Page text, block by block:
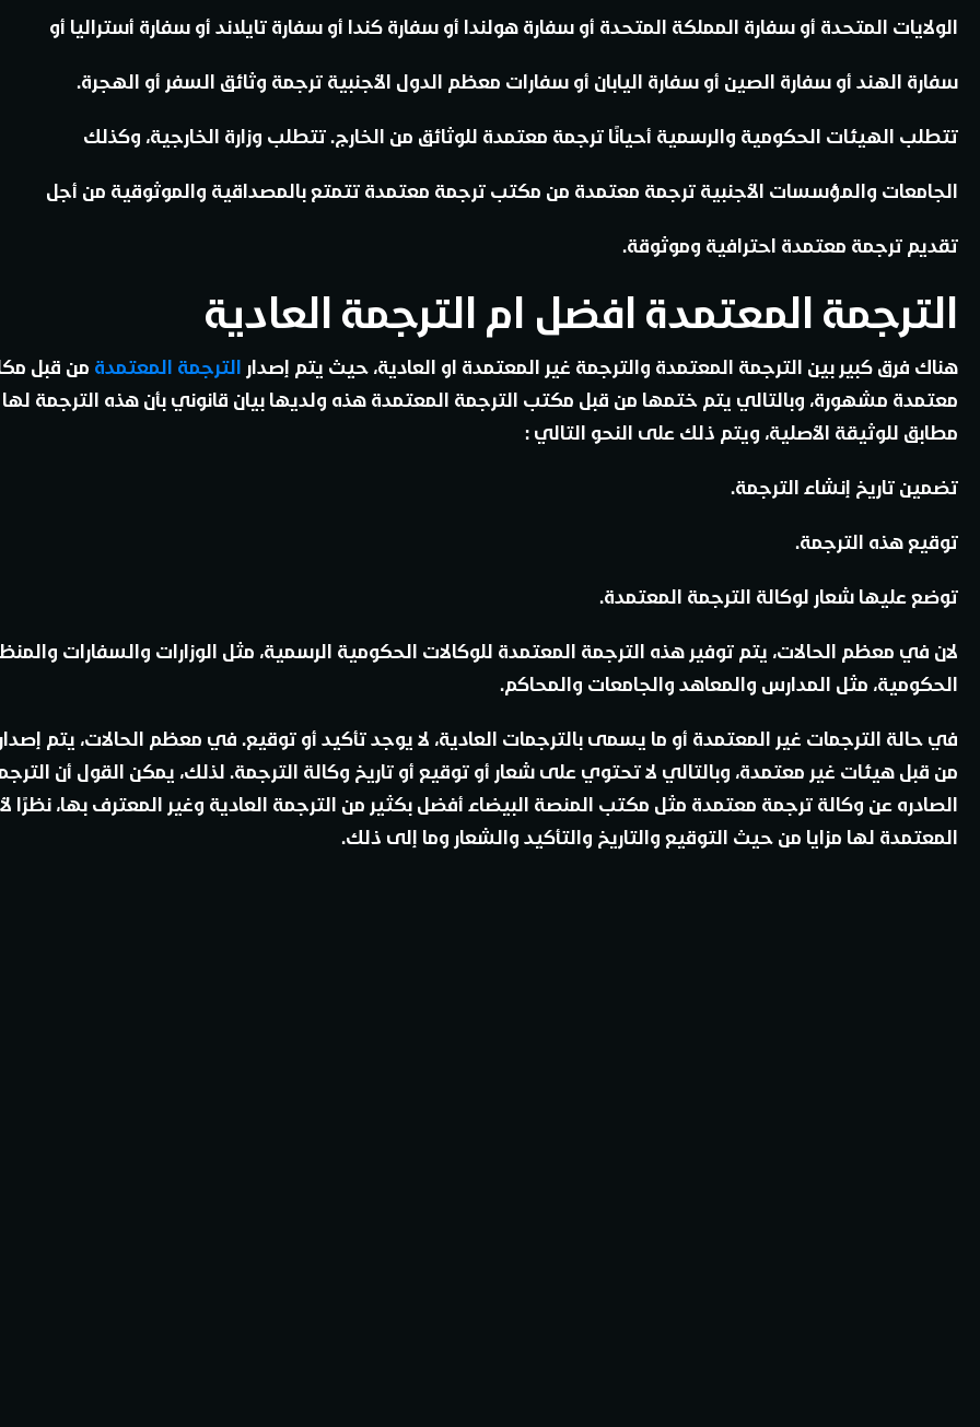
الولايات المتحدة أو سفارة المملكة المتحدة أو سفارة هولندا أو سفارة كندا أو سفارة تايلاند أو سفارة أستراليا أو
سفارة الهند أو سفارة الصين أو سفارة اليابان أو سفارات معظم الدول الأجنبية ترجمة وثائق السفر أو الهجرة.
تتطلب الهيئات الحكومية والرسمية أحيانًا ترجمة معتمدة للوثائق من الخارج. تتطلب وزارة الخارجية، وكذلك
الجامعات والمؤسسات الأجنبية ترجمة معتمدة من مكتب ترجمة معتمدة تتمتع بالمصداقية والموثوقية من أجل
تقديم ترجمة معتمدة احترافية وموثوقة.
الترجمة المعتمدة افضل ام الترجمة العادية
هناك فرق كبير بين الترجمة المعتمدة والترجمة غير المعتمدة او العادية، حيث يتم إصدار الترجمة المعتمدة من قبل
معتمدة مشهورة، وبالتالي يتم ختمها من قبل مكتب الترجمة المعتمدة هذه ولديها بيان قانوني بأن هذه الترجمة لها
مطابق للوثيقة الأصلية، ويتم ذلك على النحو التالي :
تضمين تاريخ إنشاء الترجمة.
توقيع هذه الترجمة.
توضع عليها شعار لوكالة الترجمة المعتمدة.
لان في معظم الحالات، يتم توفير هذه الترجمة المعتمدة للوكالات الحكومية الرسمية، مثل الوزارات والسفارات
الحكومية، مثل المدارس والمعاهد والجامعات والمحاكم.
في حالة الترجمات غير المعتمدة أو ما يسمى بالترجمات العادية، لا يوجد تأكيد أو توقيع. في معظم الحالات، يتم
من قبل هيئات غير معتمدة، وبالتالي لا تحتوي على شعار أو توقيع أو تاريخ وكالة الترجمة. لذلك، يمكن القول أن
الصادره عن وكالة ترجمة معتمدة مثل مكتب المنصة البيضاء أفضل بكثير من الترجمة العادية وغير المعترف بها، نظرًا
المعتمدة لها مزايا من حيث التوقيع والتاريخ والتأكيد والشعار وما إلى ذلك.